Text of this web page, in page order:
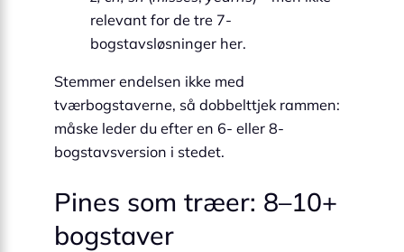
relevant for de tre 7-
bogstavsløsninger her.
Stemmer endelsen ikke med
tværbogstaverne, så dobbelttjek rammen:
måske leder du efter en 6- eller 8-
bogstavsversion i stedet.
Pines som træer: 8–10+
bogstaver